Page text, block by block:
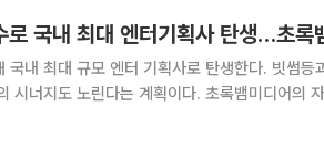
국내 최대 규모 엔터 기획사로 탄생한다. 빗썸등
는 계획이다. 초록뱀미디어의 자회사 스